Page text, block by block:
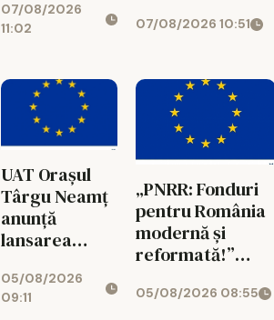
Sprijin pentru
Fiecare” Cod
07/08/2026
11:02
Incluziune,
Cod SMIS:
350622
07/08/2026 10:51
UAT Orașul
Târgu Neamț
anunță
lansarea
„Creșterea
atractivității
05/08/2026
09:11
„PNRR: Fonduri
pentru România
modernă și
reformată!”
model de
05/08/2026 08:55